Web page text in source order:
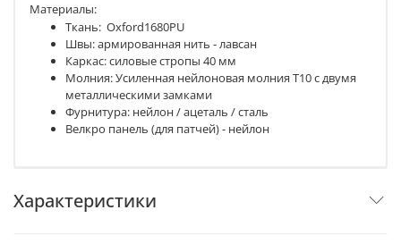
Материалы:
Ткань: Oxford1680PU
Швы: армированная нить - лавсан
Каркас: силовые стропы 40 мм
Молния: Усиленная нейлоновая молния Т10 с двумя
металлическими замками
Фурнитура: нейлон / ацеталь / сталь
Велкро панель (для патчей) - нейлон
Характеристики